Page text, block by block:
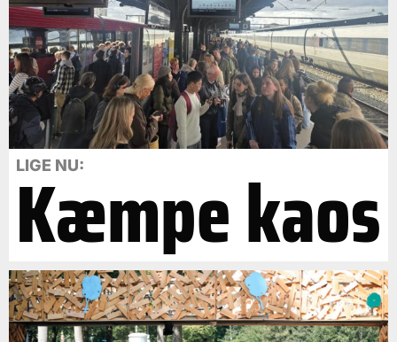
LIGE NU:
Kæmpe kaos